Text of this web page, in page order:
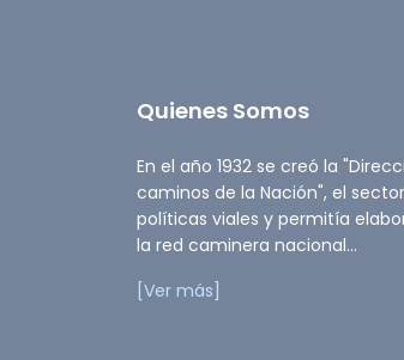
Quienes Somos
En el año 1932 se creó la
caminos de la Nación", el
políticas viales y permitía
la red caminera nacional...
[Ver más]